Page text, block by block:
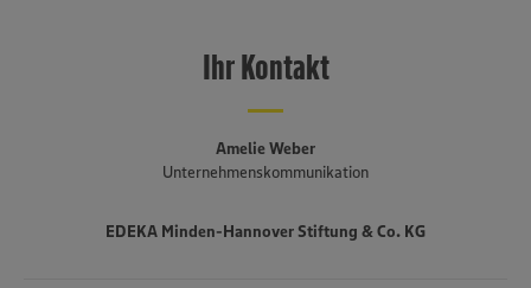
selbstständigen Einzelhandels und etwa 3.140 Auszubildenden) ist
EDEKA Minden-Hannoverdie umsatzstärkste von insgesamt
niederländischen bis an die polnische Grenze und umfasst Bremen,
Niedersachsen, einen Teil von Ostwestfalen-Lippe, Sachsen-Anhalt,
Kaufleuten. Zum Unternehmensverbund gehören mehrere
Ihr Kontakt
Amelie Weber
Unternehmenskommunikation
EDEKA Minden-Hannover Stiftung & Co. KG